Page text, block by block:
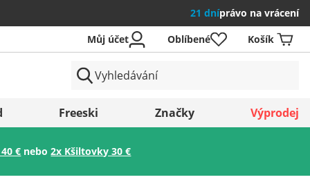
21 dníprávo na vrácení
Uložit
Můj účet Oblíbené Košík
Freeski Značky Výprodej
€ nebo2x Kšiltovky 30 €